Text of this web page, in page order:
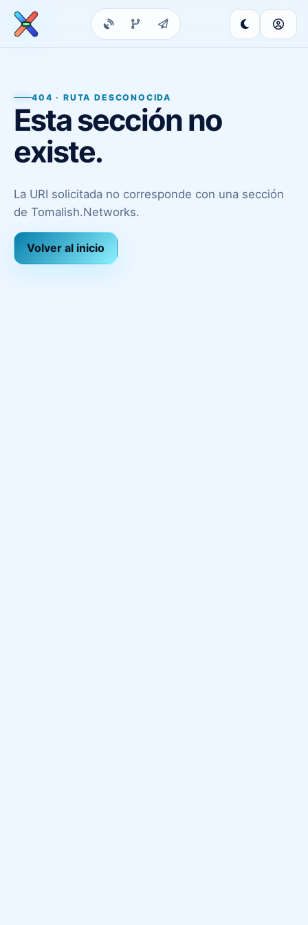
404 · RUTA DESCONOCIDA
Esta sección no
existe.
La URI solicitada no corresponde con una sección
de Tomalish.Networks.
Volver al inicio